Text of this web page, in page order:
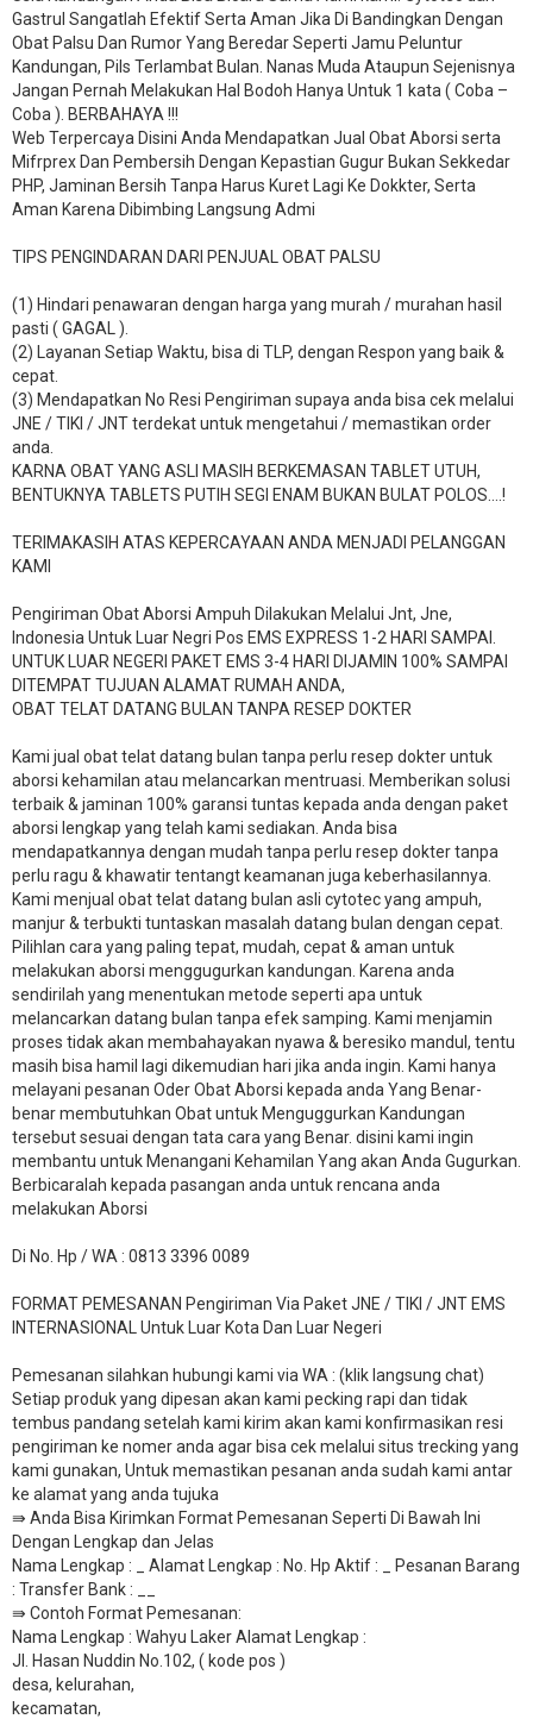
Gastrul Sangatlah Efektif Serta Aman Jika Di Bandingkan Dengan
Obat Palsu Dan Rumor Yang Beredar Seperti Jamu Peluntur
Kandungan, Pils Terlambat Bulan. Nanas Muda Ataupun Sejenisnya
Jangan Pernah Melakukan Hal Bodoh Hanya Untuk 1 kata ( Coba –
Coba ). BERBAHAYA !!!
Web Terpercaya Disini Anda Mendapatkan Jual Obat Aborsi serta
Mifrprex Dan Pembersih Dengan Kepastian Gugur Bukan Sekkedar
PHP, Jaminan Bersih Tanpa Harus Kuret Lagi Ke Dokkter, Serta
Aman Karena Dibimbing Langsung Admi
TIPS PENGINDARAN DARI PENJUAL OBAT PALSU
(1) Hindari penawaran dengan harga yang murah / murahan hasil
pasti ( GAGAL ).
(2) Layanan Setiap Waktu, bisa di TLP, dengan Respon yang baik &
cepat.
(3) Mendapatkan No Resi Pengiriman supaya anda bisa cek melalui
JNE / TIKI / JNT terdekat untuk mengetahui / memastikan order
anda.
KARNA OBAT YANG ASLI MASIH BERKEMASAN TABLET UTUH,
BENTUKNYA TABLETS PUTIH SEGI ENAM BUKAN BULAT POLOS….!
TERIMAKASIH ATAS KEPERCAYAAN ANDA MENJADI PELANGGAN
KAMI
Pengiriman Obat Aborsi Ampuh Dilakukan Melalui Jnt, Jne,
Indonesia Untuk Luar Negri Pos EMS EXPRESS 1-2 HARI SAMPAI.
UNTUK LUAR NEGERI PAKET EMS 3-4 HARI DIJAMIN 100% SAMPAI
DITEMPAT TUJUAN ALAMAT RUMAH ANDA,
OBAT TELAT DATANG BULAN TANPA RESEP DOKTER
Kami jual obat telat datang bulan tanpa perlu resep dokter untuk
aborsi kehamilan atau melancarkan mentruasi. Memberikan solusi
terbaik & jaminan 100% garansi tuntas kepada anda dengan paket
aborsi lengkap yang telah kami sediakan. Anda bisa
mendapatkannya dengan mudah tanpa perlu resep dokter tanpa
perlu ragu & khawatir tentangt keamanan juga keberhasilannya.
Kami menjual obat telat datang bulan asli cytotec yang ampuh,
manjur & terbukti tuntaskan masalah datang bulan dengan cepat.
Pilihlan cara yang paling tepat, mudah, cepat & aman untuk
melakukan aborsi menggugurkan kandungan. Karena anda
sendirilah yang menentukan metode seperti apa untuk
melancarkan datang bulan tanpa efek samping. Kami menjamin
proses tidak akan membahayakan nyawa & beresiko mandul, tentu
masih bisa hamil lagi dikemudian hari jika anda ingin. Kami hanya
melayani pesanan Oder Obat Aborsi kepada anda Yang Benar-
benar membutuhkan Obat untuk Menguggurkan Kandungan
tersebut sesuai dengan tata cara yang Benar. disini kami ingin
membantu untuk Menangani Kehamilan Yang akan Anda Gugurkan.
Berbicaralah kepada pasangan anda untuk rencana anda
melakukan Aborsi
Di No. Hp / WA : 0813 3396 0089
FORMAT PEMESANAN Pengiriman Via Paket JNE / TIKI / JNT EMS
INTERNASIONAL Untuk Luar Kota Dan Luar Negeri
Pemesanan silahkan hubungi kami via WA : (klik langsung chat)
Setiap produk yang dipesan akan kami pecking rapi dan tidak
tembus pandang setelah kami kirim akan kami konfirmasikan resi
pengiriman ke nomer anda agar bisa cek melalui situs trecking yang
kami gunakan, Untuk memastikan pesanan anda sudah kami antar
ke alamat yang anda tujuka
⇛ Anda Bisa Kirimkan Format Pemesanan Seperti Di Bawah Ini
Dengan Lengkap dan Jelas
Nama Lengkap : _ Alamat Lengkap : No. Hp Aktif : _ Pesanan Barang
: Transfer Bank : __
​⇛ Contoh Format Pemesanan:
Nama Lengkap : Wahyu Laker Alamat Lengkap :
Jl. Hasan Nuddin No.102, ( kode pos )
desa, kelurahan,
kecamatan,